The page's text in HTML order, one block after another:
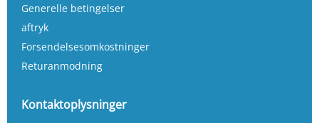
Generelle betingelser
aftryk
Forsendelsesomkostninger
Returanmodning
Kontaktoplysninger